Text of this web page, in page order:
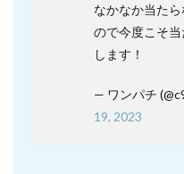
なかなか当た
ので今度こそ
します！
— ワンパチ
19, 2023